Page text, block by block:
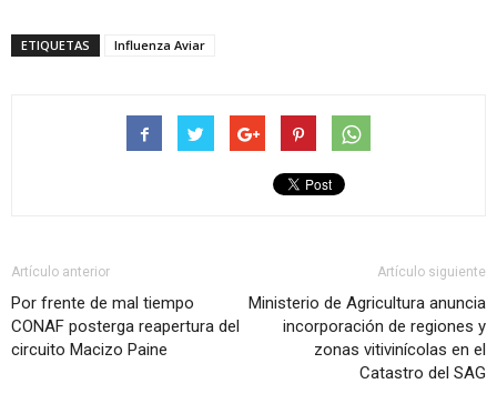
ETIQUETAS Influenza Aviar
Artículo anterior
Por frente de mal tiempo
CONAF posterga reapertura del
circuito Macizo Paine
Artículo siguiente
Ministerio de Agricultura anuncia
incorporación de regiones y
zonas vitivinícolas en el
Catastro del SAG